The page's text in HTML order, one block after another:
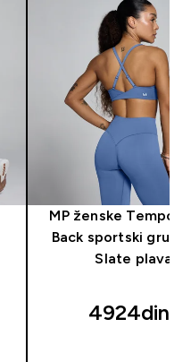
MP ženske Tempo
Back sportski
Slate plava
4924din‎